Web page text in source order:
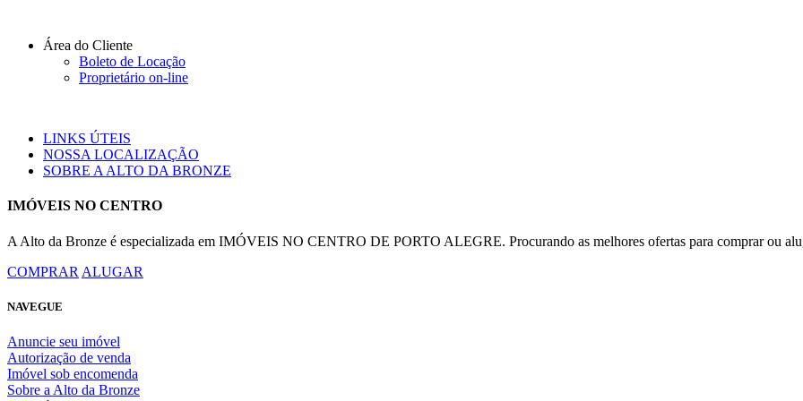
Área do Cliente
Boleto de Locação
Proprietário on-line
LINKS ÚTEIS
NOSSA LOCALIZAÇÃO
SOBRE A ALTO DA BRONZE
IMÓVEIS NO CENTRO
A Alto da Bronze é especializada em IMÓVEIS NO CENTRO DE PORTO ALEGRE. Procurando as melhores ofertas para comprar ou
COMPRAR ALUGAR
NAVEGUE
Anuncie seu imóvel
Autorização de venda
Imóvel sob encomenda
Sobre a Alto da Bronze